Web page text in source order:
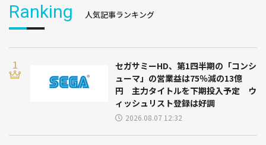
Ranking 人気記事ランキング
セガサミーHD、第1四半期の「コンシ
ューマ」の営業益は75％減の13億
円 主力タイトルを下期投入予定 ウ
ィッシュリスト登録は好調
2026.08.07 12:32